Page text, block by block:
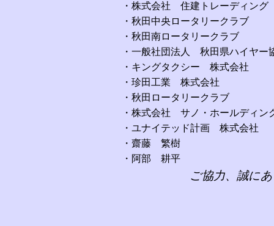
・株式会社 住建トレーディング
・秋田中央ロータリークラブ
・秋田南ロータリークラブ
・一般社団法人 秋田県ハイヤー
・キングタクシー 株式会社
・珍田工業 株式会社
・秋田ロータリークラブ
・株式会社 サノ・ホールディン
・ユナイテッド計画 株式会社
・齋藤 繁樹
・阿部 耕平
ご協力、誠に